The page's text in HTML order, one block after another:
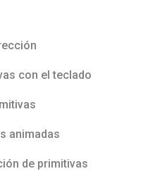
con el teclado
animadas
de primitivas